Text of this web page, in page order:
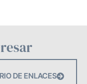
DE ENLACES